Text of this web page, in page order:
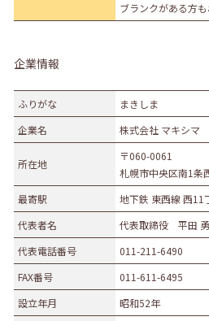
ブランクがある方も
企業情報
ふりがな
まきしま
企業名
株式会社 マキシマ
所在地
〒060-0061
札幌市中央区南1条
最寄駅
地下鉄 東西線 西11
代表者名
代表取締役 平田
代表電話番号
011-211-6490
FAX番号
011-611-6495
設立年月
昭和52年